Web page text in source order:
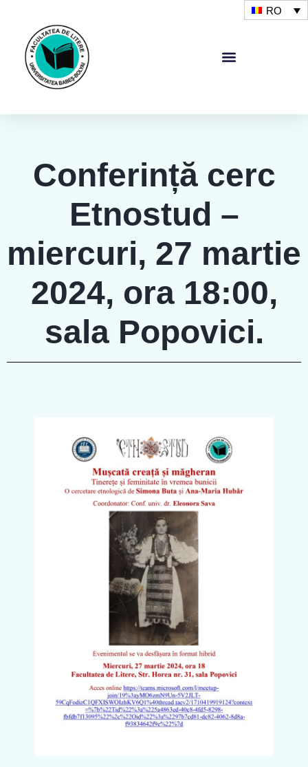
RO
Conferință cerc
Etnostud –
miercuri, 27 martie
2024, ora 18:00,
sala Popovici.